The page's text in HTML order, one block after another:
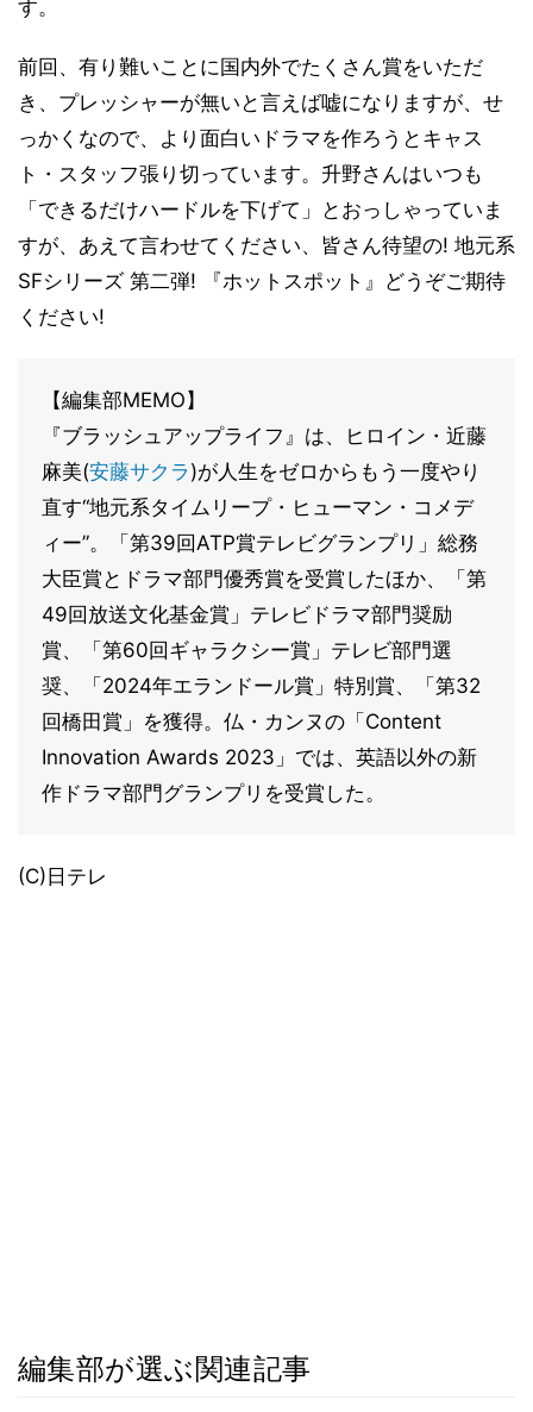
す。
前回、有り難いことに国内外でたくさん賞をいただ
き、プレッシャーが無いと言えば嘘になりますが、せ
っかくなので、より面白いドラマを作ろうとキャス
ト・スタッフ張り切っています。升野さんはいつも
「できるだけハードルを下げて」とおっしゃっていま
すが、あえて言わせてください、皆さん待望の! 地元系
SFシリーズ 第二弾! 『ホットスポット』どうぞご期待
ください!
【編集部MEMO】
『ブラッシュアップライフ』は、ヒロイン・近藤
麻美(安藤サクラ )が人生をゼロからもう一度やり
直す“地元系タイムリープ・ヒューマン・コメデ
ィー”。「第39回ATP賞テレビグランプリ」総務
大臣賞とドラマ部門優秀賞を受賞したほか、「第
49回放送文化基金賞」テレビドラマ部門奨励
賞、「第60回ギャラクシー賞」テレビ部門選
奨、「2024年エランドール賞」特別賞、「第32
回橋田賞」を獲得。仏・カンヌの「Content
Innovation Awards 2023」では、英語以外の新
作ドラマ部門グランプリを受賞した。
(C)日テレ
編集部が選ぶ関連記事